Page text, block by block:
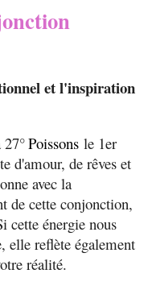
et l'inspiration
Poissons le 1er
d'amour, de rêves et
avec la
de cette conjonction,
cette énergie nous
elle reflète également
réalité.